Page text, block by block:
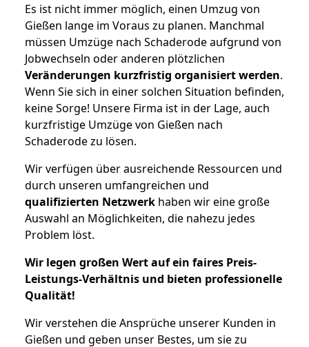
Es ist nicht immer möglich, einen Umzug von
Gießen lange im Voraus zu planen. Manchmal
müssen Umzüge nach Schaderode aufgrund von
Jobwechseln oder anderen plötzlichen
Veränderungen kurzfristig organisiert werden.
Wenn Sie sich in einer solchen Situation befinden,
keine Sorge! Unsere Firma ist in der Lage, auch
kurzfristige Umzüge von Gießen nach
Schaderode zu lösen.
Wir verfügen über ausreichende Ressourcen und
durch unseren umfangreichen und
qualifizierten Netzwerk haben wir eine große
Auswahl an Möglichkeiten, die nahezu jedes
Problem löst.
Wir legen großen Wert auf ein faires Preis-
Leistungs-Verhältnis und bieten professionelle
Qualität!
Wir verstehen die Ansprüche unserer Kunden in
Gießen und geben unser Bestes, um sie zu